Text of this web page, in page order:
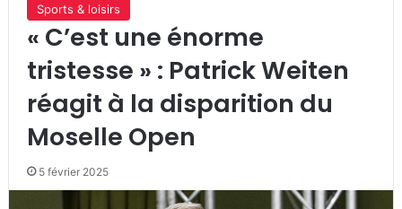
Sports & loisirs
« C’est une énorme
tristesse » : Patrick Weiten
réagit à la disparition du
Moselle Open
5 février 2025